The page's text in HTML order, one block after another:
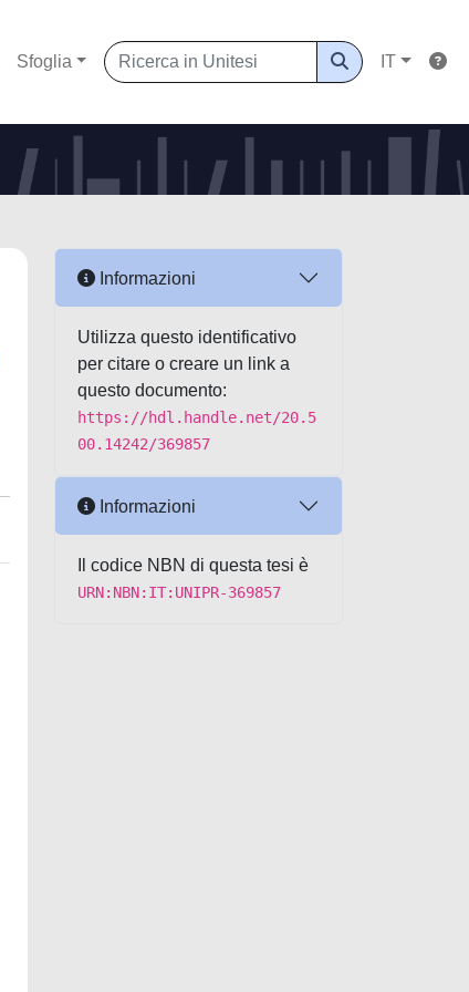
Sfoglia IT
Informazioni
Utilizza questo identificativo
per citare o creare un link a
questo documento:
https://hdl.handle.net/20.5
00.14242/369857
Informazioni
Il codice NBN di questa tesi è
URN:NBN:IT:UNIPR-369857